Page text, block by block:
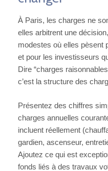
À Paris, les charges ne
elles arbitrent une
modestes où elles pèsent
et pour les investisseurs
Dire “charges
c’est la structure des
Présentez des chiffres
charges annuelles
incluent réellement
gardien, ascenseur,
Ajoutez ce qui est
fonds liés à des travaux